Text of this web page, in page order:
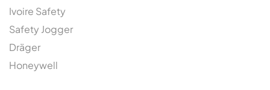
Ivoire Safety
Safety Jogger
Dräger
Honeywell